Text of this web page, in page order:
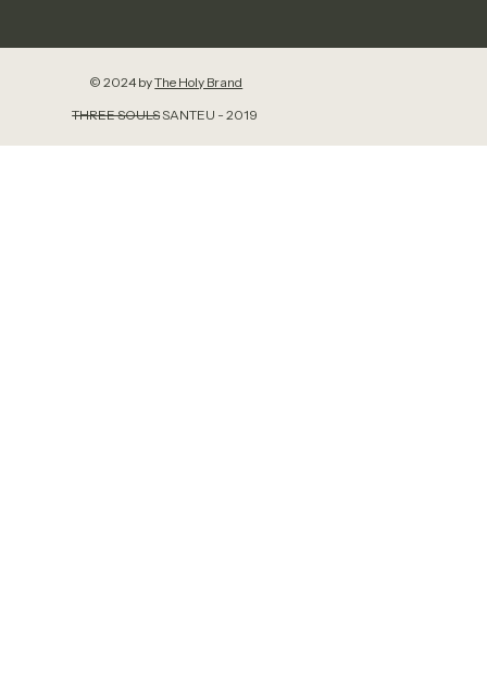
© 2024 byThe Holy Brand
THREE SOULSSANTEU - 2019